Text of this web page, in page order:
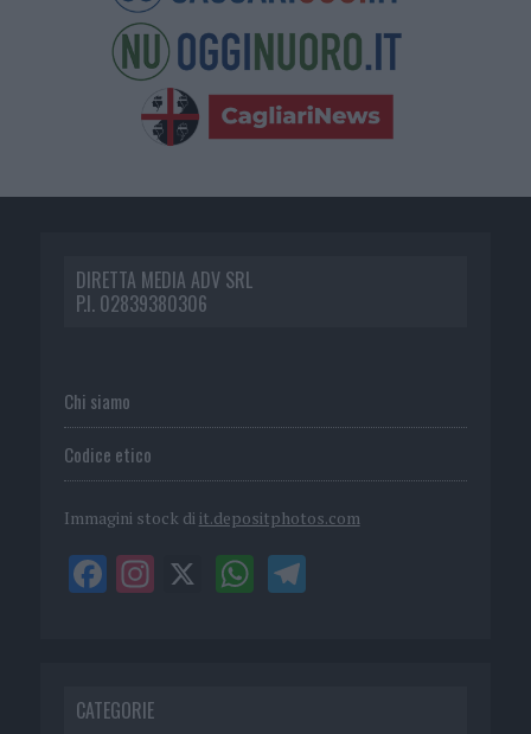
DIRETTA MEDIA ADV SRL
P.I. 02839380306
Chi siamo
Codice etico
Immagini stock di it.depositphotos.com
CATEGORIE